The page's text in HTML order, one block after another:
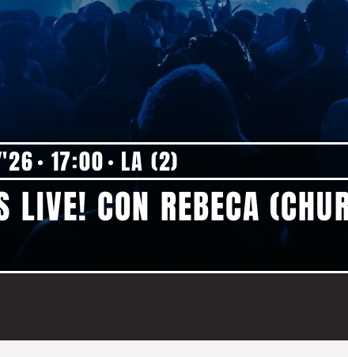
17:00 LA (2)
LIVE! CON REBECA